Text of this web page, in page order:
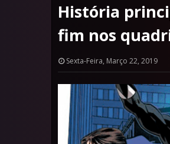
História
fim nos
Sexta-Feira, Março 22, 2019